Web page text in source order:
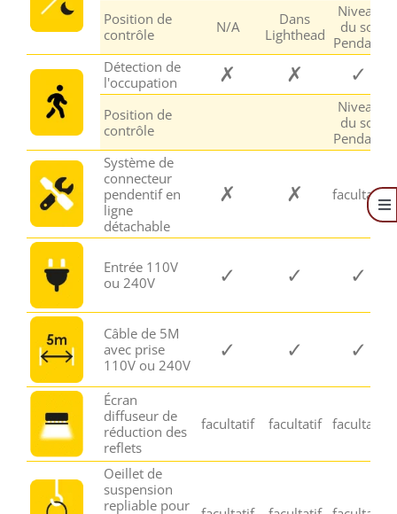
Position de
contrôle
N/A
Dans
Lighthead
Niveau
du sol
Pendant
Détection de
l'occupation
✗ ✗ ✓
Position de
contrôle
Niveau
du sol
Pendant
Système de
connecteur
pendentif en
ligne
détachable
✗ ✗ facultatif
Entrée 110V
ou 240V
✓ ✓ ✓
Câble de 5M
avec prise
110V ou 240V
✓ ✓ ✓
Écran
diffuseur de
réduction des
reflets
facultatif facultatif facultatif
Oeillet de
suspension
repliable pour
Quote
Brochure